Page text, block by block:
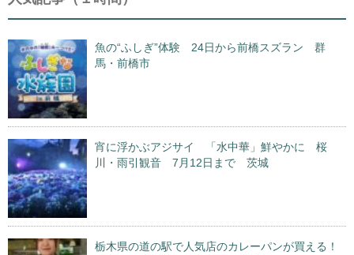
魚の“ふしぎ”体験 24日から前橋スズラン 群
馬・前橋市
宵に浮かぶアジサイ 「水中華」鮮やかに 桜
川・雨引観音 7月12日まで 茨城
栃木県の道の駅で人気店のカレーパンが買える！